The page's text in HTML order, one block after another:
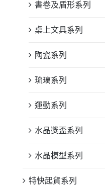
書卷及盾形系列
桌上文具系列
陶瓷系列
琉璃系列
運動系列
水晶獎盃系列
水晶模型系列
特快起貨系列